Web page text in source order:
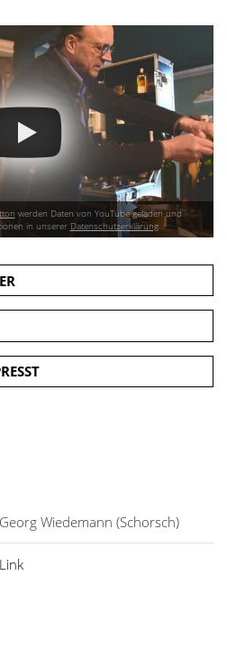
werden Daten von YouTube geladen und
in unserer Datenschutzerklärung
Georg Wiedemann (Schorsch)
Link